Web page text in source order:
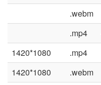
.webm
.mp4
1420*1080
.mp4
1420*1080
.webm